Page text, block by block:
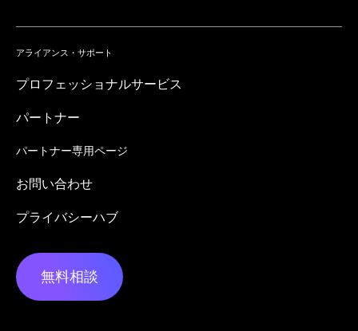
アライアンス・サポート
プロフェッショナルサービス
パートナー
パートナー専用ページ
お問い合わせ
プライバシーハブ
無料相談